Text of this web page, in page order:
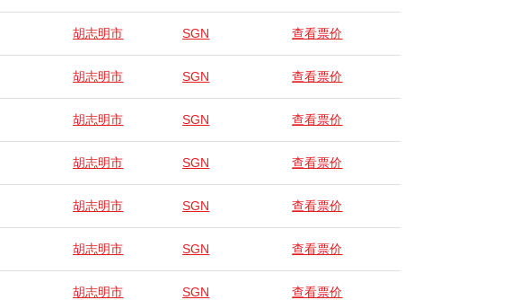
胡志明市 SGN 查看票价
胡志明市 SGN 查看票价
胡志明市 SGN 查看票价
胡志明市 SGN 查看票价
胡志明市 SGN 查看票价
胡志明市 SGN 查看票价
胡志明市 SGN 查看票价